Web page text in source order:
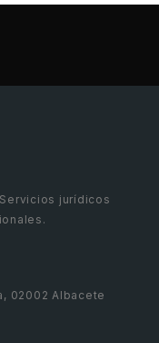
jurídicos
02002 Albacete